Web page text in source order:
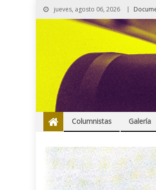
jueves, agosto 06, 2026
Columnistas Galería